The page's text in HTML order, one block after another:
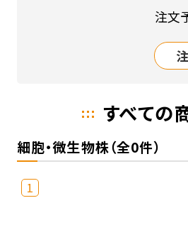
注文
すべての
細胞・微生物株（全0件）
1